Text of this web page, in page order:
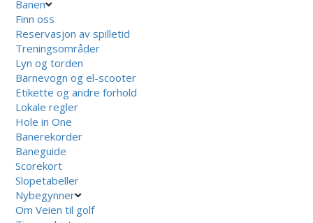
Banen
Finn oss
Reservasjon av spilletid
Treningsområder
Lyn og torden
Barnevogn og el-scooter
Etikette og andre forhold
Lokale regler
Hole in One
Banerekorder
Baneguide
Scorekort
Slopetabeller
Nybegynner
Om Veien til golf